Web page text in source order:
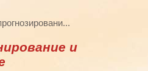
и